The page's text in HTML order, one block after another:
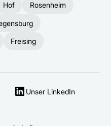
Hof Rosenheim
Freising
Unser LinkedIn